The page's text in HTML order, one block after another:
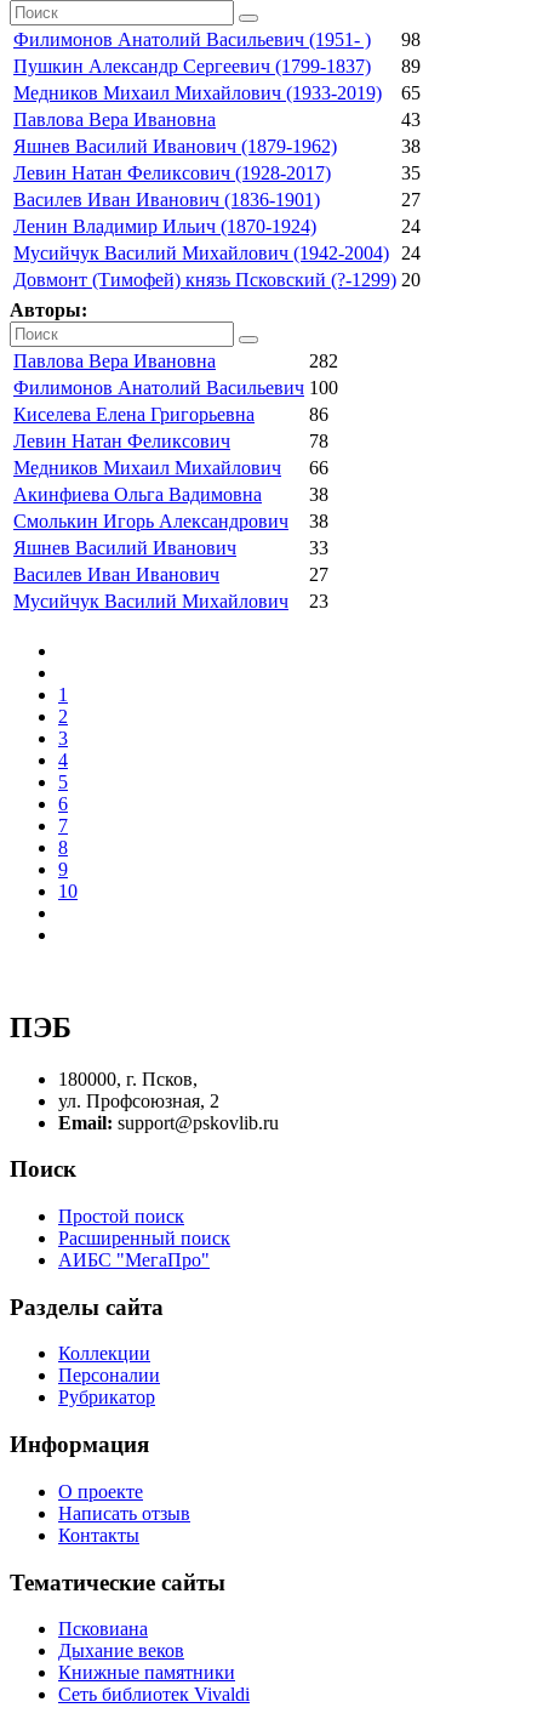
Филимонов Анатолий Васильевич (1951- )
98
Пушкин Александр Сергеевич (1799-1837)
89
Медников Михаил Михайлович (1933-2019)
65
Павлова Вера Ивановна
43
Яшнев Василий Иванович (1879-1962)
38
Левин Натан Феликсович (1928-2017)
35
Василев Иван Иванович (1836-1901)
27
Ленин Владимир Ильич (1870-1924)
24
Мусийчук Василий Михайлович (1942-2004)
24
Довмонт (Тимофей) князь Псковский (?-1299) 20
Авторы:
Павлова Вера Ивановна
282
Филимонов Анатолий Васильевич 100
Киселева Елена Григорьевна
86
Левин Натан Феликсович
78
Медников Михаил Михайлович
66
Акинфиева Ольга Вадимовна
38
Смолькин Игорь Александрович
38
Яшнев Василий Иванович
33
Василев Иван Иванович
27
Мусийчук Василий Михайлович
23
1
2
3
4
5
6
7
8
9
10
ПЭБ
180000, г. Псков,
ул. Профсоюзная, 2
Email: support@pskovlib.ru
Поиск
Простой поиск
Расширенный поиск
АИБС "МегаПро"
Разделы сайта
Коллекции
Персоналии
Рубрикатор
Информация
О проекте
Написать отзыв
Контакты
Тематические сайты
Псковиана
Дыхание веков
Книжные памятники
Сеть библиотек Vivaldi